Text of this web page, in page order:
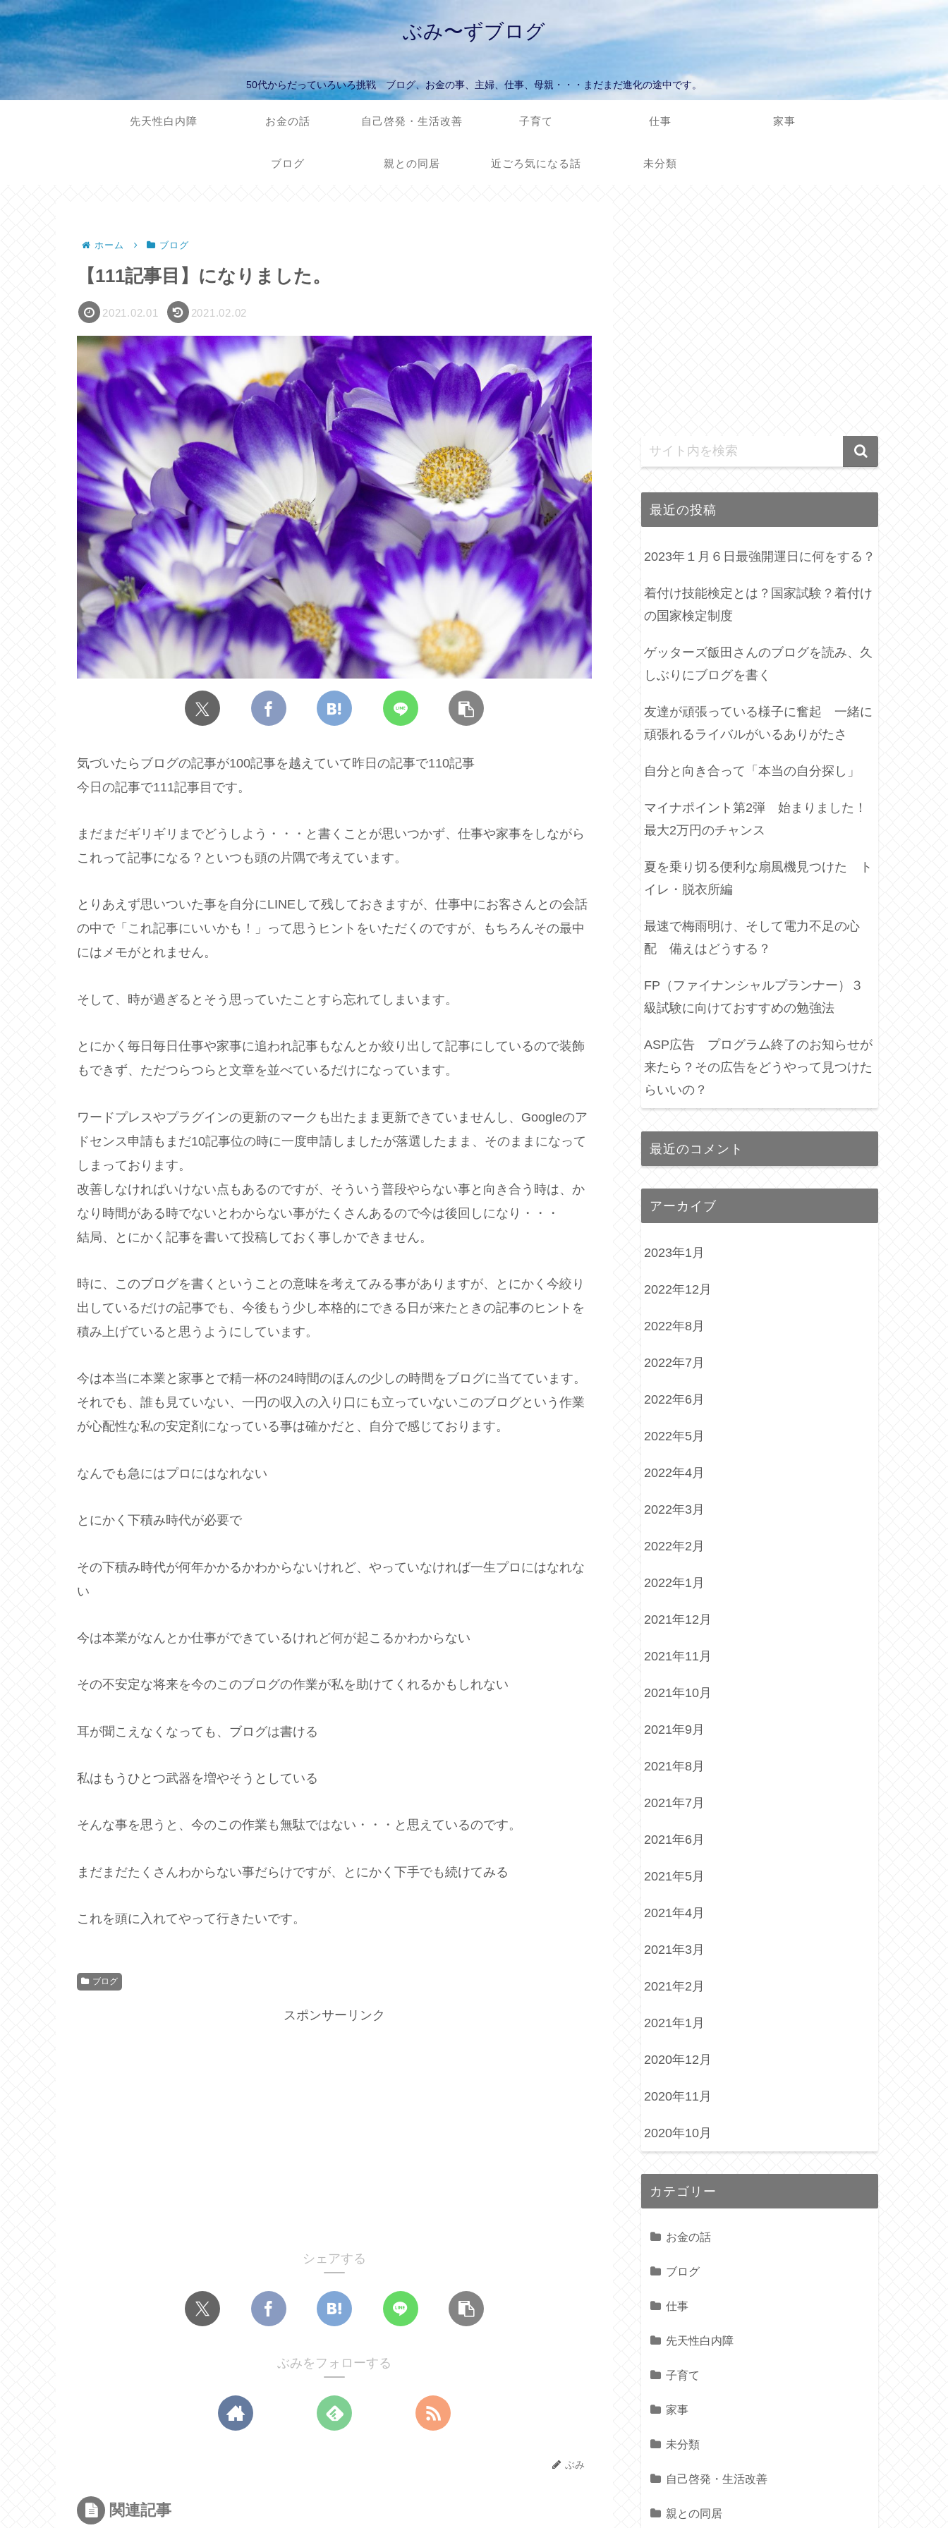
ぶみ〜ずブログ
50代からだっていろいろ挑戦 ブログ、お金の事、主婦、仕事、母親・・・まだまだ進化の途中です。
先天性白内障 お金の話 自己啓発・生活改善 子育て 仕事 家事
ブログ 親との同居 近ごろ気になる話 未分類
ホーム ブログ
【111記事目】になりました。
2021.02.01 2021.02.02
気づいたらブログの記事が100記事を越えていて昨日の記事で110記事
今日の記事で111記事目です。
まだまだギリギリまでどうしよう・・・と書くことが思いつかず、仕事や家事をしながら
これって記事になる？といつも頭の片隅で考えています。
とりあえず思いついた事を自分にLINEして残しておきますが、仕事中にお客さんとの会話
の中で「これ記事にいいかも！」って思うヒントをいただくのですが、もちろんその最中
にはメモがとれません。
そして、時が過ぎるとそう思っていたことすら忘れてしまいます。
とにかく毎日毎日仕事や家事に追われ記事もなんとか絞り出して記事にしているので装飾
もできず、ただつらつらと文章を並べているだけになっています。
ワードプレスやプラグインの更新のマークも出たまま更新できていませんし、Googleのア
ドセンス申請もまだ10記事位の時に一度申請しましたが落選したまま、そのままになって
しまっております。
改善しなければいけない点もあるのですが、そういう普段やらない事と向き合う時は、か
なり時間がある時でないとわからない事がたくさんあるので今は後回しになり・・・
結局、とにかく記事を書いて投稿しておく事しかできません。
時に、このブログを書くということの意味を考えてみる事がありますが、とにかく今絞り
出しているだけの記事でも、今後もう少し本格的にできる日が来たときの記事のヒントを
積み上げていると思うようにしています。
今は本当に本業と家事とで精一杯の24時間のほんの少しの時間をブログに当てています。
それでも、誰も見ていない、一円の収入の入り口にも立っていないこのブログという作業
が心配性な私の安定剤になっている事は確かだと、自分で感じております。
なんでも急にはプロにはなれない
とにかく下積み時代が必要で
その下積み時代が何年かかるかわからないけれど、やっていなければ一生プロにはなれな
い
今は本業がなんとか仕事ができているけれど何が起こるかわからない
その不安定な将来を今のこのブログの作業が私を助けてくれるかもしれない
耳が聞こえなくなっても、ブログは書ける
私はもうひとつ武器を増やそうとしている
そんな事を思うと、今のこの作業も無駄ではない・・・と思えているのです。
まだまだたくさんわからない事だらけですが、とにかく下手でも続けてみる
これを頭に入れてやって行きたいです。
ブログ
スポンサーリンク
シェアする
ぶみをフォローする
ぶみ
関連記事
最近の投稿
2023年１月６日最強開運日に何をする？
着付け技能検定とは？国家試験？着付け
の国家検定制度
ゲッターズ飯田さんのブログを読み、久
しぶりにブログを書く
友達が頑張っている様子に奮起 一緒に
頑張れるライバルがいるありがたさ
自分と向き合って「本当の自分探し」
マイナポイント第2弾 始まりました！
最大2万円のチャンス
夏を乗り切る便利な扇風機見つけた ト
イレ・脱衣所編
最速で梅雨明け、そして電力不足の心
配 備えはどうする？
FP（ファイナンシャルプランナー）３
級試験に向けておすすめの勉強法
ASP広告 プログラム終了のお知らせが
来たら？その広告をどうやって見つけた
らいいの？
最近のコメント
アーカイブ
2023年1月
2022年12月
2022年8月
2022年7月
2022年6月
2022年5月
2022年4月
2022年3月
2022年2月
2022年1月
2021年12月
2021年11月
2021年10月
2021年9月
2021年8月
2021年7月
2021年6月
2021年5月
2021年4月
2021年3月
2021年2月
2021年1月
2020年12月
2020年11月
2020年10月
カテゴリー
お金の話
ブログ
仕事
先天性白内障
子育て
家事
未分類
自己啓発・生活改善
親との同居